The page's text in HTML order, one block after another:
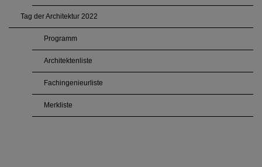
Tag der Architektur 2022
Programm
Architektenliste
Fachingenieurliste
Merkliste